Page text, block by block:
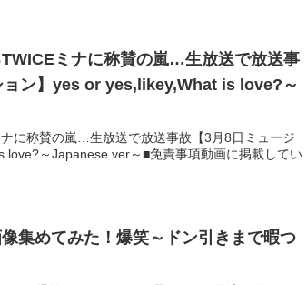
ミナに称賛の嵐…生放送で放送事
ョン】yes or yes,likey,What is love?～
に称賛の嵐…生放送で放送事故【3月8日ミュージ
love?～Japanese ver～■免責事項動画に掲載してい
集めてみた！爆笑～ドン引きまで暇つ